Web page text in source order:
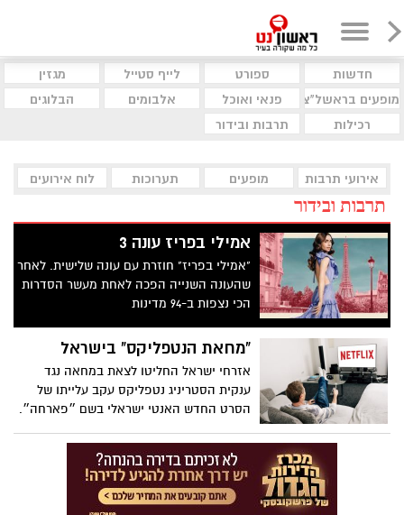
חדשות ספורט לייף סטייל
מגזין
מופעים בראשל"צ
פנאי ואוכל אלבומים
הבלוגים
רכילות
תרבות ובידור
אירועי תרבות מופעים תערוכות לוח אירועים
תרבות ובידור
אמילי בפריז עונה 3
"אמילי בפריז" חוזרת עם עונה שלישית. לאחר
שהעונה השנייה הפכה לאחת מעשר הסדרות
הכי נצפות ב-94 מדינות
"מחאת הנטפליקס" בישראל
אזרחי ישראל החליטו לצאת במחאה נגד
ענקית הסטריניג נטפליקס עקב עלייתו של
הסרט החדש האנטי ישראלי בשם ״פארחה״.
את ישראל בואר שלילי ואכזרי מאוד. את
הסרט יצרה מהבמאית הירדנית דורין ג'יי.
והסרט עלה השבוע לתכנים בנטפליקס
העולמית.